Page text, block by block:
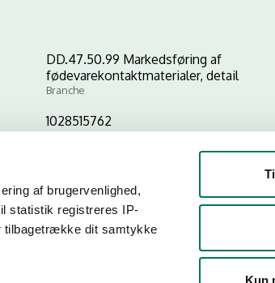
af brugervenlighed,
statistik registreres IP-
tilbagetrække dit samtykke
Kun
DD.47.50.99 Markedsføring af
fødevarekontaktmaterialer, detail
Branche
1028515762
P-nr